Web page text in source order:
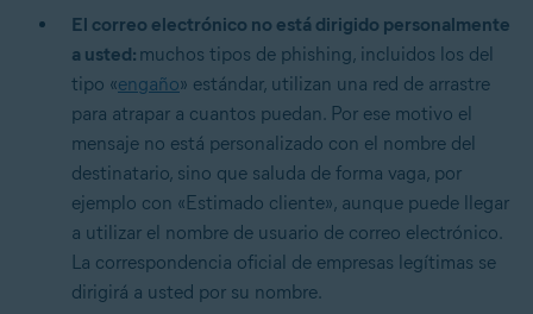
El correo electrónico no está dirigido personalmente
a usted: muchos tipos de phishing, incluidos los del
tipo «engaño» estándar, utilizan una red de arrastre
para atrapar a cuantos puedan. Por ese motivo el
mensaje no está personalizado con el nombre del
destinatario, sino que saluda de forma vaga, por
ejemplo con «Estimado cliente», aunque puede llegar
a utilizar el nombre de usuario de correo electrónico.
La correspondencia oficial de empresas legítimas se
dirigirá a usted por su nombre.